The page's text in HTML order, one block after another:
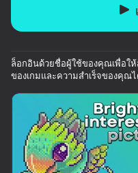
ก
ล็อกอินด้วยชื่อผู้ใช้ของคุณเพื่อใ
ของเกมและความสำเร็จของคุณ